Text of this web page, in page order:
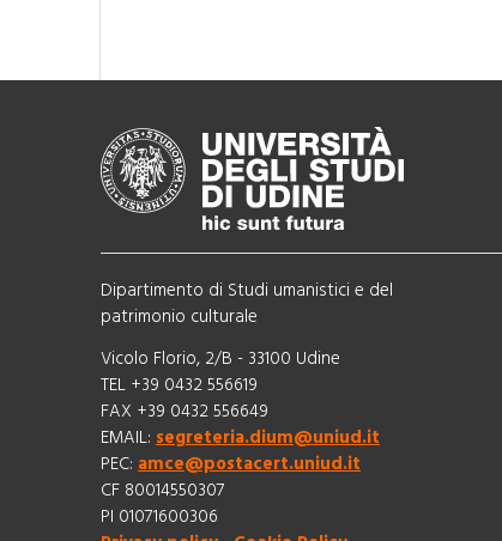
Dipartimento di Studi umanistici e del
patrimonio culturale
Vicolo Florio, 2/B - 33100 Udine
TEL +39 0432 556619
FAX +39 0432 556649
EMAIL: segreteria.dium@uniud.it
PEC: amce@postacert.uniud.it
CF 80014550307
PI 01071600306